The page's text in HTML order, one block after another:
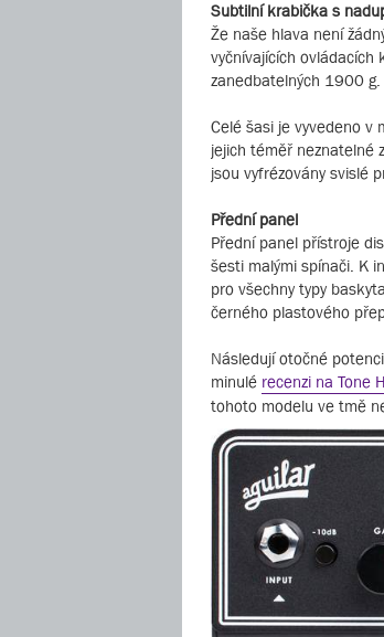
Subtilní krabička s
Že naše hlava není
vyčnívajících ovládacích
zanedbatelných 1900 g.
Celé šasi je vyvedeno v
jejich téměř neznatelné
jsou vyfrézovány svislé
Přední panel
Přední panel přístroje
šesti malými spínači. K
pro všechny typy
černého plastového
Následují otočné
minulé recenzi na Tone
tohoto modelu ve tmě